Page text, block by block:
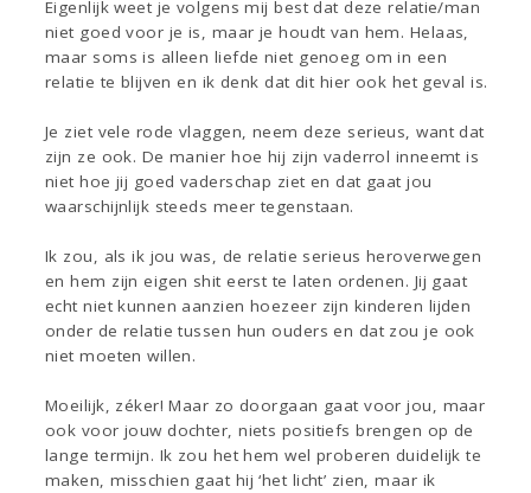
Eigenlijk weet je volgens mij best dat deze relatie/man
niet goed voor je is, maar je houdt van hem. Helaas,
maar soms is alleen liefde niet genoeg om in een
relatie te blijven en ik denk dat dit hier ook het geval is.
Je ziet vele rode vlaggen, neem deze serieus, want dat
zijn ze ook. De manier hoe hij zijn vaderrol inneemt is
niet hoe jij goed vaderschap ziet en dat gaat jou
waarschijnlijk steeds meer tegenstaan.
Ik zou, als ik jou was, de relatie serieus heroverwegen
en hem zijn eigen shit eerst te laten ordenen. Jij gaat
echt niet kunnen aanzien hoezeer zijn kinderen lijden
onder de relatie tussen hun ouders en dat zou je ook
niet moeten willen.
Moeilijk, zéker! Maar zo doorgaan gaat voor jou, maar
ook voor jouw dochter, niets positiefs brengen op de
lange termijn. Ik zou het hem wel proberen duidelijk te
maken, misschien gaat hij ‘het licht’ zien, maar ik